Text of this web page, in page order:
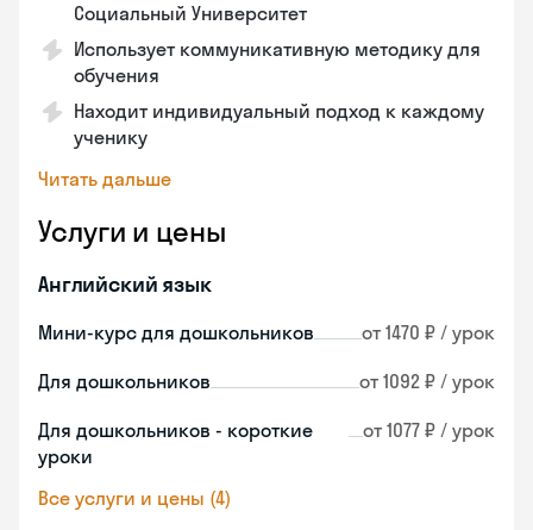
Социальный Университет
Использует коммуникативную методику для
обучения
Находит индивидуальный подход к каждому
ученику
Читать дальше
Услуги и цены
Английский язык
Мини-курс для дошкольников от 1470 ₽ / урок
Для дошкольников от 1092 ₽ / урок
Для дошкольников - короткие
уроки
от 1077 ₽ / урок
Все услуги и цены (4)